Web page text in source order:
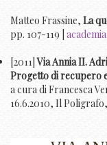
Matteo Frassine, La
pp. 107-119 |
[2011]Via Annia II.
Progetto di recupero
a cura di Francesca
16.6.2010, Il Poligrafo,